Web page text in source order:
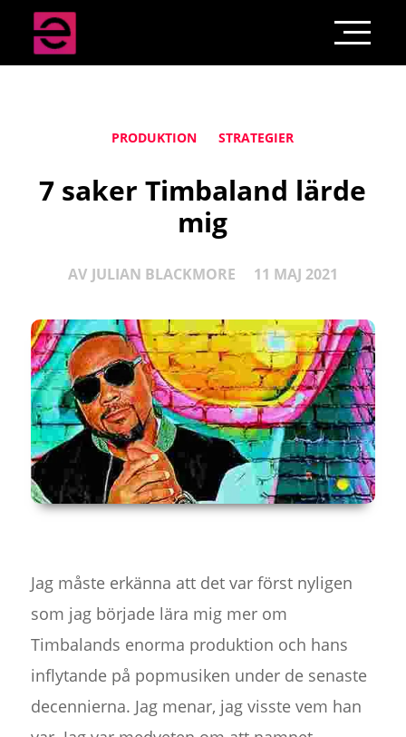
PRODUKTION STRATEGIER
7 saker Timbaland lärde
mig
AV JULIAN BLACKMORE 11 MAJ 2021
Jag måste erkänna att det var först nyligen
som jag började lära mig mer om
Timbalands enorma produktion och hans
inflytande på popmusiken under de senaste
decennierna. Jag menar, jag visste vem han